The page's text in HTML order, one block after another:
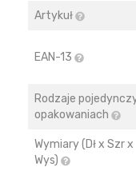
Artykuł
EAN-13
Rodzaje
opakowaniach
Wymiary (Dł x Szr x
Wys)